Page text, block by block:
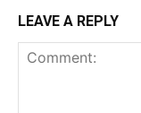
LEAVE A REPLY